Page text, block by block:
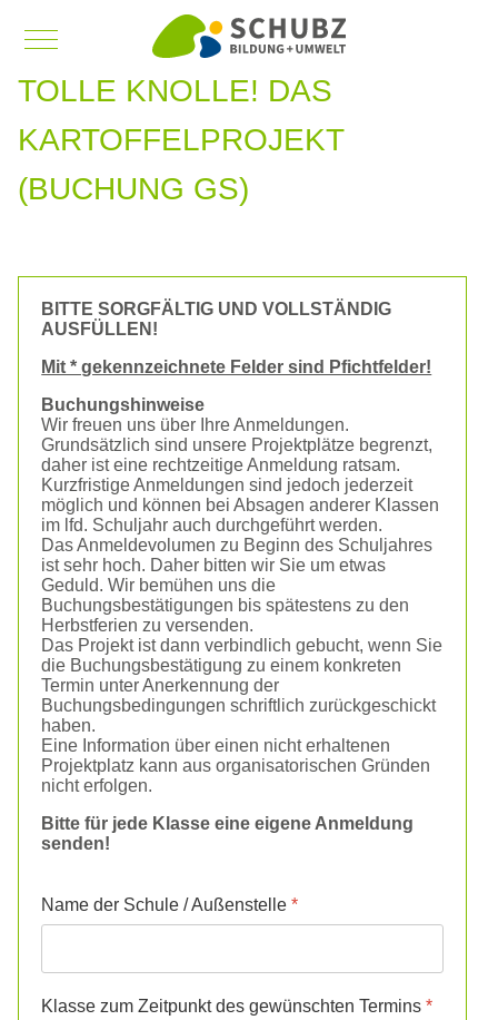
Mobile Menu Toggle
TOLLE KNOLLE! DAS
KARTOFFELPROJEKT
(BUCHUNG GS)
BITTE SORGFÄLTIG UND VOLLSTÄNDIG
AUSFÜLLEN!
Mit * gekennzeichnete Felder sind Pfichtfelder!
Buchungshinweise
Wir freuen uns über Ihre Anmeldungen.
Grundsätzlich sind unsere Projektplätze begrenzt,
daher ist eine rechtzeitige Anmeldung ratsam.
Kurzfristige Anmeldungen sind jedoch jederzeit
möglich und können bei Absagen anderer Klassen
im lfd. Schuljahr auch durchgeführt werden.
Das Anmeldevolumen zu Beginn des Schuljahres
ist sehr hoch. Daher bitten wir Sie um etwas
Geduld. Wir bemühen uns die
Buchungsbestätigungen bis spätestens zu den
Herbstferien zu versenden.
Das Projekt ist dann verbindlich gebucht, wenn Sie
die Buchungsbestätigung zu einem konkreten
Termin unter Anerkennung der
Buchungsbedingungen schriftlich zurückgeschickt
haben.
Eine Information über einen nicht erhaltenen
Projektplatz kann aus organisatorischen Gründen
nicht erfolgen.
Bitte für jede Klasse eine eigene Anmeldung
senden!
Name der Schule / Außenstelle*
Klasse zum Zeitpunkt des gewünschten Termins*